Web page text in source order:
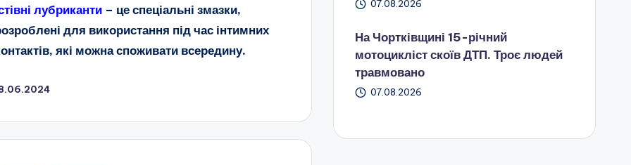
лубриканти – це спеціальні змазки,
для використання під час інтимних
які можна споживати всередину.
07.08.2026
На Чортківщині 15-річний
мотоцикліст скоїв ДТП. Троє людей
травмовано
07.08.2026